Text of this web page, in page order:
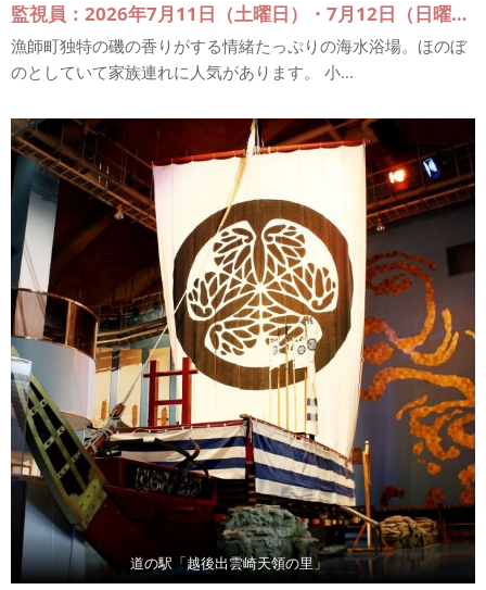
監視員：2026年7月11日（土曜日）・7月12日（日曜日）、7月18日（土曜日）～7月20日（月曜日）、7月25日（土曜日）・7月26日（日曜日）、8月1日（土曜日）・8月2日（日曜日）、8月6日（土曜日）～8月16日（日曜日）
漁師町独特の磯の香りがする情緒たっぷりの海水浴場。ほのぼ
のとしていて家族連れに人気があります。 小...
道の駅「越後出雲崎天領の里」